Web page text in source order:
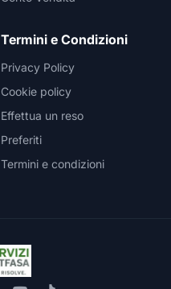
Termini e Condizioni
Privacy Policy
Cookie policy
Effettua un reso
Preferiti
Termini e condizioni